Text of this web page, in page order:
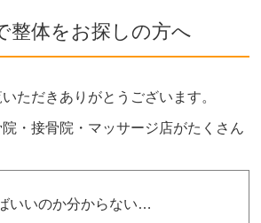
によりボキボキする矯正もあります
ないよう熟練した施術家が対応し
な方はお気軽にご相談ください。
整体をお探しの方へ
ただきありがとうございます。
・接骨院・マッサージ店がたくさん
いいのか分からない…